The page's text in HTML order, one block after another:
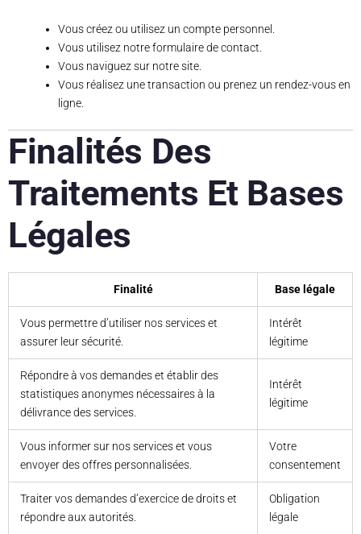
Vous créez ou utilisez un compte personnel.
Vous utilisez notre formulaire de contact.
Vous naviguez sur notre site.
Vous réalisez une transaction ou prenez un rendez-vous en
ligne.
Finalités Des
Traitements Et Bases
Légales
Finalité Base légale
Vous permettre d’utiliser nos services et
assurer leur sécurité.
Intérêt
légitime
Répondre à vos demandes et établir des
statistiques anonymes nécessaires à la
délivrance des services.
Intérêt
légitime
Vous informer sur nos services et vous
envoyer des offres personnalisées.
Votre
consentement
Traiter vos demandes d’exercice de droits et
répondre aux autorités.
Obligation
légale